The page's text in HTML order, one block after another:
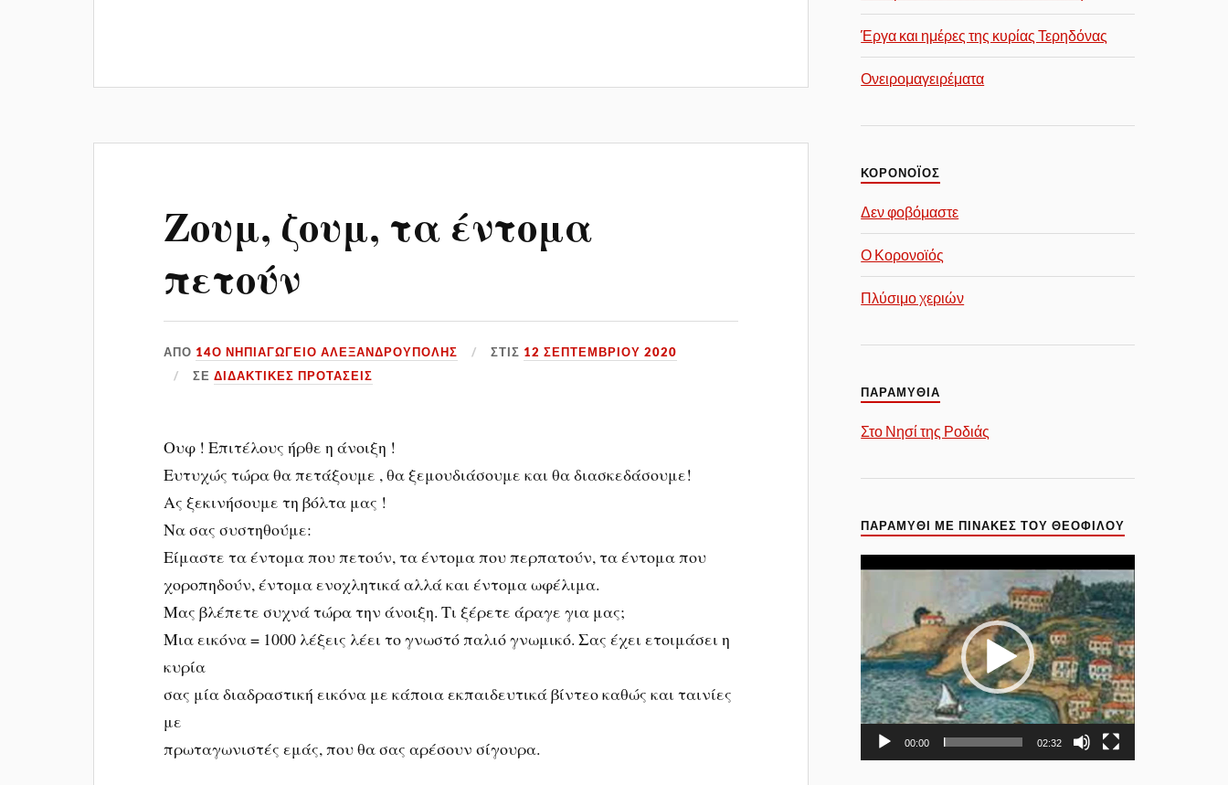
Ζουμ, ζουμ, τα έντομα
πετούν
ΑΠΌ 14Ο ΝΗΠΙΑΓΩΓΕΙΟ ΑΛΕΞΑΝΔΡΟΥΠΟΛΗΣ ΣΤΙΣ 12 ΣΕΠΤΕΜΒΡΊΟΥ 2020
ΣΕΔΙΔΑΚΤΙΚΕΣ ΠΡΟΤΑΣΕΙΣ
Ουφ ! Επιτέλους ήρθε η άνοιξη !
Ευτυχώς τώρα θα πετάξουμε , θα ξεμουδιάσουμε και θα διασκεδάσουμε!
Ας ξεκινήσουμε τη βόλτα μας !
Να σας συστηθούμε:
Είμαστε τα έντομα που πετούν, τα έντομα που περπατούν, τα έντομα που
χοροπηδούν, έντομα ενοχλητικά αλλά και έντομα ωφέλιμα.
Μας βλέπετε συχνά τώρα την άνοιξη. Τι ξέρετε άραγε για μας;
Μια εικόνα = 1000 λέξεις λέει το γνωστό παλιό γνωμικό. Σας έχει ετοιμάσει η
κυρία
σας μία διαδραστική εικόνα με κάποια εκπαιδευτικά βίντεο καθώς και ταινίες
με
πρωταγωνιστές εμάς, που θα σας αρέσουν σίγουρα.
Έργα και ημέρες της κυρίας Τερηδόνας
Ονειρομαγειρέματα
ΚΟΡΟΝΟΪΟΣ
Δεν φοβόμαστε
Ο Κορονοϊός
Πλύσιμο χεριών
ΠΑΡΑΜΥΘΙΑ
Στο Νησί της Ροδιάς
ΠΑΡΑΜΎΘΙ ΜΕ ΠΊΝΑΚΕΣ ΤΟΥ ΘΕΌΦΙΛΟΥ
00:00 02:32